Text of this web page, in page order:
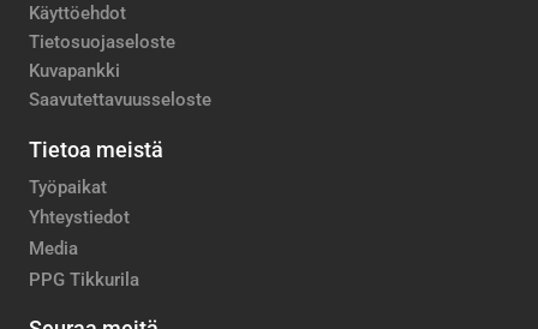
Käyttöehdot
Tietosuojaseloste
Kuvapankki
Saavutettavuusseloste
Tietoa meistä
Työpaikat
Yhteystiedot
Media
PPG Tikkurila